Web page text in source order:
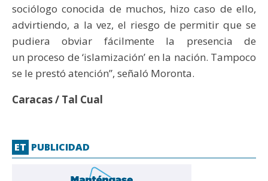
sociólogo conocida de muchos, hizo caso de ello,
advirtiendo, a la vez, el riesgo de permitir que se
pudiera obviar fácilmente la presencia de
un proceso de ‘islamización’ en la nación. Tampoco
se le prestó atención”, señaló Moronta.
Caracas / Tal Cual
ET PUBLICIDAD